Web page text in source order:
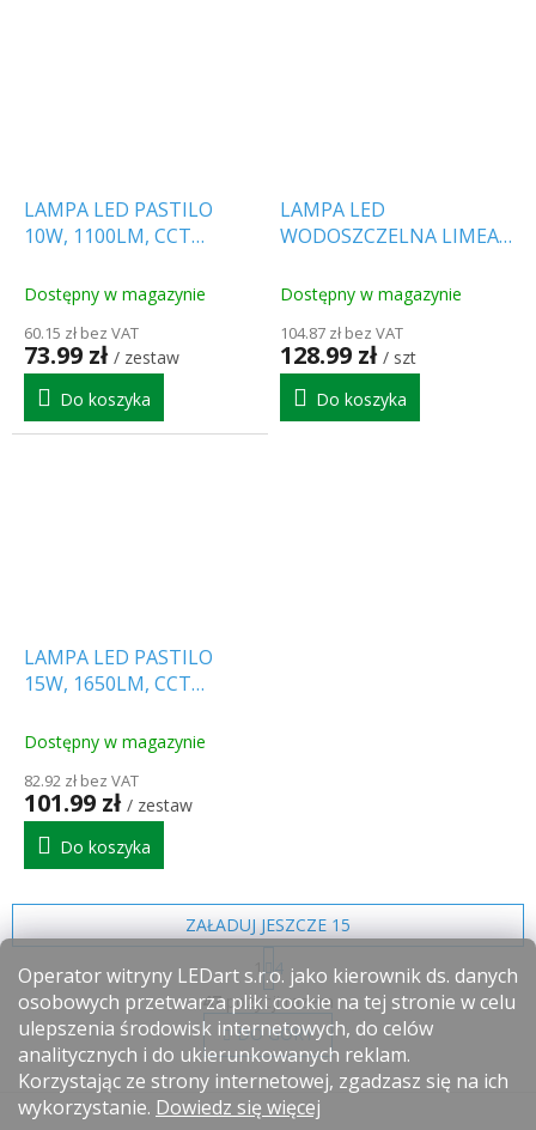
Operator witryny LEDart s.r.o. jako kierownik ds. danych
osobowych przetwarza pliki cookie na tej stronie w celu
ulepszenia środowisk internetowych, do celów
analitycznych i do ukierunkowanych reklam.
Korzystając ze strony internetowej, zgadzasz się na ich
wykorzystanie. Dowiedz się więcej
LAMPA LED PASTILO
10W, 1100LM, CCT
OWALNA, 1+1 gratis!
Dostępny w magazynie
60.15 zł bez VAT
73.99 zł / zestaw
Do koszyka
LAMPA LED
WODOSZCZELNA LIMEA
KABEL Z
[SLI028050NW_PW]
Dostępny w magazynie
104.87 zł bez VAT
128.99 zł / szt
Do koszyka
LAMPA LED PASTILO
15W, 1650LM, CCT
OKRĄGŁA, 1+1 gratis!
[SLI042003CCT_PW]
Dostępny w magazynie
82.92 zł bez VAT
101.99 zł / zestaw
Do koszyka
K
o
n
t
r
o
ZAŁADUJ JESZCZE 15
a
g
i
n
a
c
j
a
1 4
47pozycji razem
DO GÓRY